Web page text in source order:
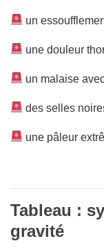
un
une douleur
un malaise
des selles
une pâleur
Tableau :
gravité